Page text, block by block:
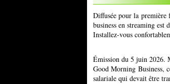
Diffusée pour la première
business en streaming
Installez-vous
Émission du 5 juin 2026.
Good Morning Business,
salariale qui devait être